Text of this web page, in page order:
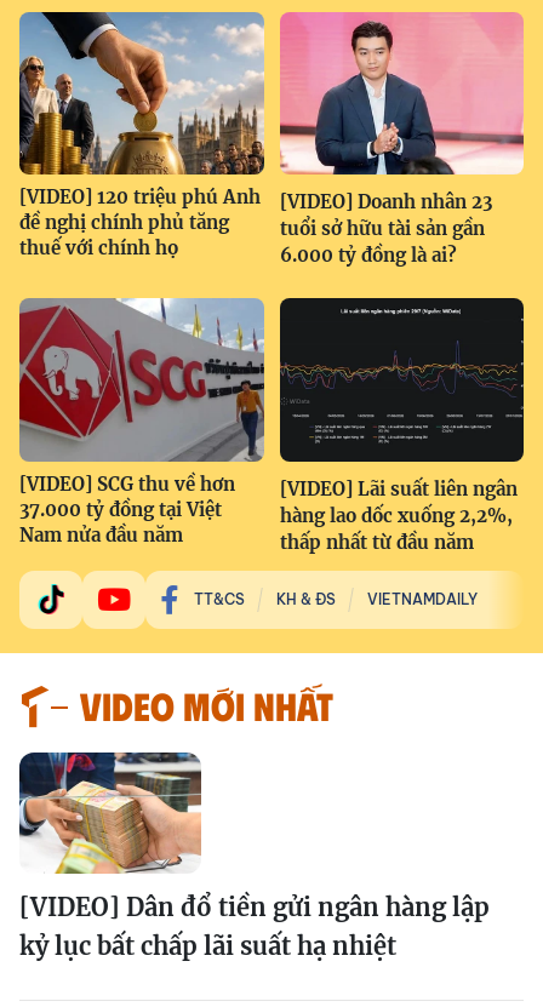
[VIDEO] 120 triệu phú Anh
đề nghị chính phủ tăng
thuế với chính họ
[VIDEO] Doanh nhân 23
tuổi sở hữu tài sản gần
6.000 tỷ đồng là ai?
[VIDEO] SCG thu về hơn
37.000 tỷ đồng tại Việt
Nam nửa đầu năm
[VIDEO] Lãi suất liên ngân
hàng lao dốc xuống 2,2%,
thấp nhất từ đầu năm
TT&CS KH & ĐS VIETNAMDAILY
VIDEO MỚI NHẤT
[VIDEO] Dân đổ tiền gửi ngân hàng lập
kỷ lục bất chấp lãi suất hạ nhiệt